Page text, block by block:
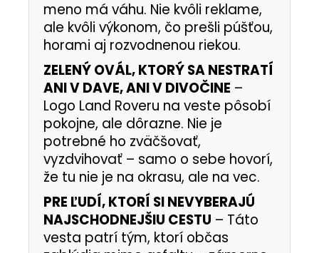
meno má váhu. Nie kvôli reklame,
ale kvôli výkonom, čo prešli púšťou,
horami aj rozvodnenou riekou.
ZELENÝ OVÁL, KTORÝ SA NESTRATÍ
ANI V DAVE, ANI V DIVOČINE –
Logo Land Roveru na veste pôsobí
pokojne, ale dôrazne. Nie je
potrebné ho zväčšovať,
vyzdvihovať – samo o sebe hovorí,
že tu nie je na okrasu, ale na vec.
PRE ĽUDÍ, KTORÍ SI NEVYBERAJÚ
NAJSCHODNEJŠIU CESTU – Táto
vesta patrí tým, ktorí občas